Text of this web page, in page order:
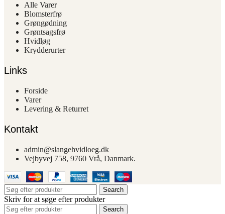
Alle Varer
Blomsterfrø
Grøngødning
Grøntsagsfrø
Hvidløg
Krydderurter
Links
Forside
Varer
Levering & Returret
Kontakt
admin@slangehvidloeg.dk
Vejbyvej 758, 9760 Vrå, Danmark.
Search
Skriv for at søge efter produkter
Search